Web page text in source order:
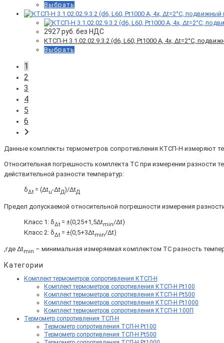
Выбрать
2927руб. без НДС
КТСП-Н 3.1.02.02.9.3.2 (d6, L60, Pt1000 A, 4х, Δt=2°C,
Выбрать
1
2
3
4
5
6
Данные комплекты термометров сопротивления КТСП-Н измеряют
Относительная погрешность комплекта ТС при измерении разности
действительной разности температур:
δΔt = (Δtu-ΔtД)/ΔtД
Предел допускаемой относительной погрешности измерения
Класс 1: δΔt = ±(0,25+1,5Δtmin/Δt)
Класс 2: δΔt = ±(0,5+3Δtmin/Δt)
,где Δtmin – минимальная измеряемая комплектом ТС разность
Категории
Комплект термометров сопротивления КТСП-Н
Комплект термометров сопротивления КТСП-Н Pt100
Комплект термометров сопротивления КТСП-Н Pt500
Комплект термометров сопротивления КТСП-Н Pt1000
Комплект термометров сопротивления КТСП-Н 100П
Термометр сопротивления ТСП-Н
Термометр сопротивления ТСП-Н Pt100
Термометр сопротивления ТСП-Н Pt500